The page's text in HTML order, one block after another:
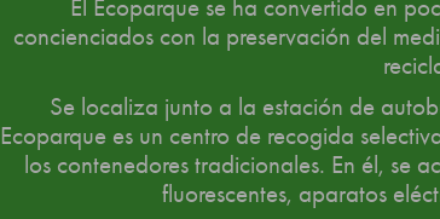
El Ecoparque se ha convertido en
concienciados con la preservación del
Se localiza junto a la estación de
Ecoparque es un centro de recogida
los contenedores tradicionales. En él, se
fluorescentes, aparatos